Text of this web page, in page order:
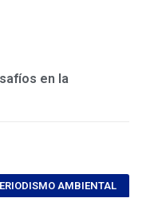
en la
AMBIENTAL